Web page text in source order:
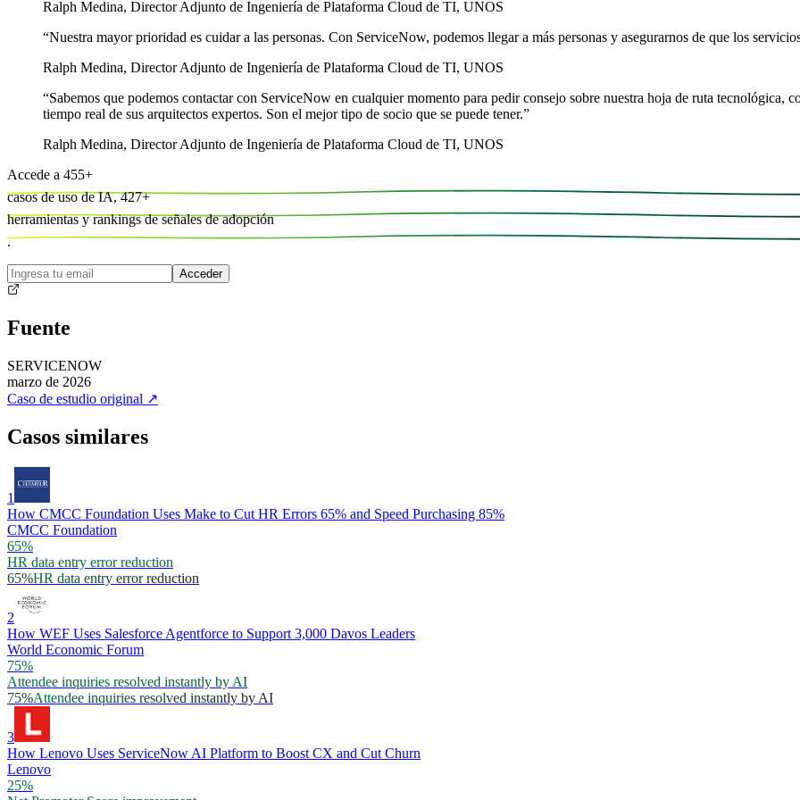
Ralph Medina, Director Adjunto de Ingeniería de Plataforma Cloud de TI, UNOS
“Nuestra mayor prioridad es cuidar a las personas. Con ServiceNow, podemos llegar a más personas y asegurarnos de que los
Ralph Medina, Director Adjunto de Ingeniería de Plataforma Cloud de TI, UNOS
“Sabemos que podemos contactar con ServiceNow en cualquier momento para pedir consejo sobre nuestra hoja de ruta tecnológica,
tiempo real de sus arquitectos expertos. Son el mejor tipo de socio que se puede tener.”
Ralph Medina, Director Adjunto de Ingeniería de Plataforma Cloud de TI, UNOS
Accede a 455+
casos de uso de IA, 427+
herramientas y rankings de señales de adopción
.
Acceder
Fuente
SERVICENOW
marzo de 2026
Caso de estudio original ↗
Casos similares
1
How CMCC Foundation Uses Make to Cut HR Errors 65% and Speed Purchasing 85%
CMCC Foundation
65%
HR data entry error reduction
65%HR data entry error reduction
2
How WEF Uses Salesforce Agentforce to Support 3,000 Davos Leaders
World Economic Forum
75%
Attendee inquiries resolved instantly by AI
75%Attendee inquiries resolved instantly by AI
3
How Lenovo Uses ServiceNow AI Platform to Boost CX and Cut Churn
Lenovo
25%